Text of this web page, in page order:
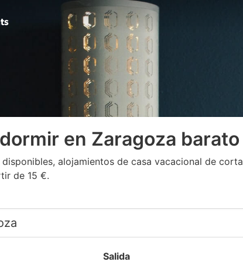
en Zaragoza barato
alojamientos de casa vacacional de corta
de 15 €.
Salida